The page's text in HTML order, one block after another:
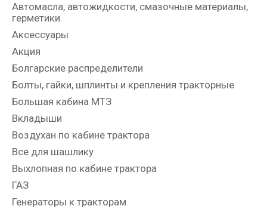
Автомасла, автожидкости, смазочные материалы,
герметики
Аксессуары
Акция
Болгарские распределители
Болты, гайки, шплинты и крепления тракторные
Большая кабина МТЗ
Вкладыши
Воздухан по кабине трактора
Все для шашлику
Выхлопная по кабине трактора
ГАЗ
Генераторы к тракторам